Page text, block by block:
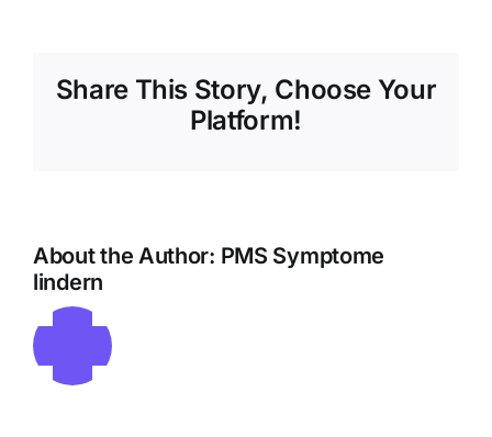
Weinen,
Share This Story, Choose Your
Platform!
About the Author: PMS Symptome
lindern